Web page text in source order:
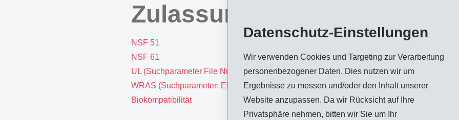
Datenschutz-Einstellungen
Wir verwenden Cookies und Targeting zur Verarbeitung
personenbezogener Daten. Dies nutzen wir um
Ergebnisse zu messen und/oder den Inhalt unserer
Website anzupassen. Da wir Rücksicht auf Ihre
Privatsphäre nehmen, bitten wir Sie um Ihr
Zulassungen /
NSF 51
NSF 61
UL (Suchparameter File Number: E53898)
WRAS (Suchparameter: EMS-CHEMIE AG)
Biokompatibilität